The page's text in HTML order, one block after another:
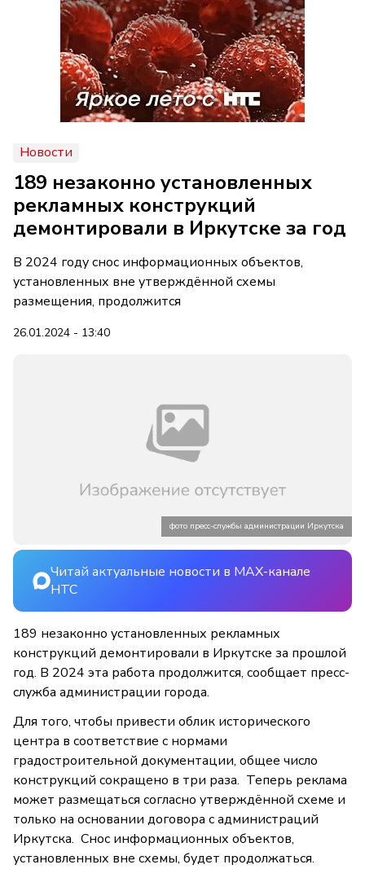
Новости
189 незаконно установленных
рекламных конструкций
демонтировали в Иркутске за год
В 2024 году снос информационных объектов,
установленных вне утверждённой схемы
размещения, продолжится
26.01.2024 - 13:40
фото пресс-службы администрации Иркутска
Читай актуальные новости в MAX-канале
НТС
189 незаконно установленных рекламных
конструкций демонтировали в Иркутске за прошлой
год. В 2024 эта работа продолжится, сообщает пресс-
служба администрации города.
Для того, чтобы привести облик исторического
центра в соответствие с нормами
градостроительной документации, общее число
конструкций сокращено в три раза. Теперь реклама
может размещаться согласно утверждённой схеме и
только на основании договора с администраций
Иркутска. Снос информационных объектов,
установленных вне схемы, будет продолжаться.